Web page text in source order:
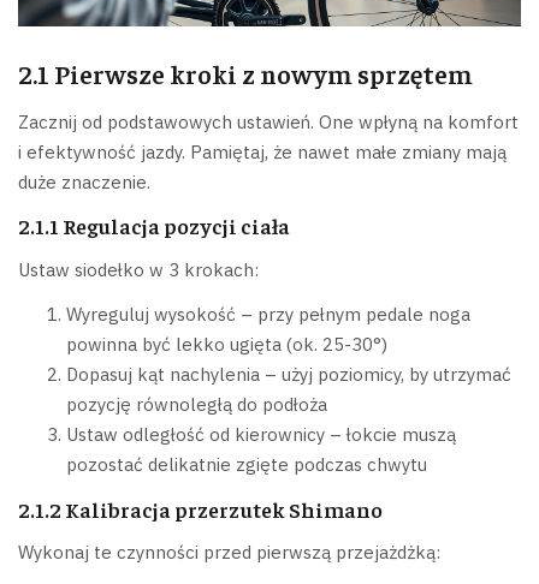
2.1 Pierwsze kroki z nowym sprzętem
Zacznij od podstawowych ustawień. One wpłyną na komfort
i efektywność jazdy. Pamiętaj, że nawet małe zmiany mają
duże znaczenie.
2.1.1 Regulacja pozycji ciała
Ustaw siodełko w 3 krokach:
Wyreguluj wysokość – przy pełnym pedale noga
powinna być lekko ugięta (ok. 25-30°)
Dopasuj kąt nachylenia – użyj poziomicy, by utrzymać
pozycję równoległą do podłoża
Ustaw odległość od kierownicy – łokcie muszą
pozostać delikatnie zgięte podczas chwytu
2.1.2 Kalibracja przerzutek Shimano
Wykonaj te czynności przed pierwszą przejażdżką: